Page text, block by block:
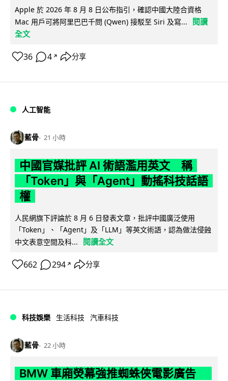
Apple 於 2026 年 8 月 8 日公布指引，確認中國大陸合資格
Mac 用戶可將阿里巴巴千問 (Qwen) 接駁至 Siri 及寫...
閱讀
全文
36 4 ↗ 分享
人工智能
藍骨 21 小時
中國官媒批評 AI 術語濫用英文 稱
「Token」與「Agent」動搖科技話語
權
人民網旗下評論於 8 月 6 日發表文章，批評中國廣泛使用
「Token」、「Agent」及「LLM」等英文術語，認為做法侵蝕
中文表意空間及科...
閱讀全文
662 294 ↗ 分享
科技娛樂 生活科技 汽車科技
藍骨 22 小時
BMW 車廂熒幕強推蜘蛛俠電影廣告